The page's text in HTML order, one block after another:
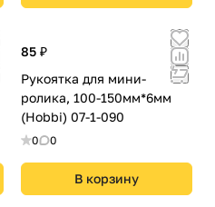
85 ₽
Рукоятка для мини-
ролика, 100-150мм*6мм
(Hobbi) 07-1-090
0 0
В корзину